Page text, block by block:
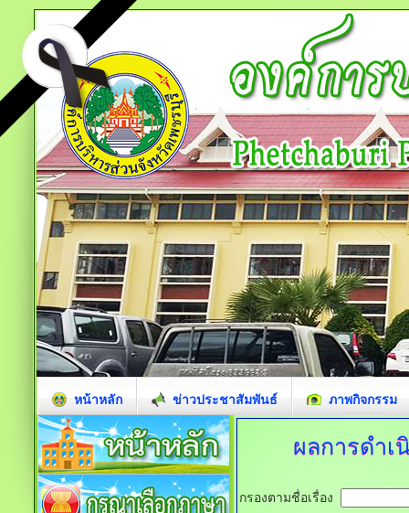
หน้าหลัก ข่าวประชาสัมพันธ์ ภาพกิจกรรม
ผลการดำ
กรองตามชื่อเรื่อง